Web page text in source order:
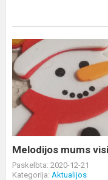
Melodijos
mums
visiems
Melodijos mums
Paskelbta: 2020-12-21
Kategorija: Aktualijos